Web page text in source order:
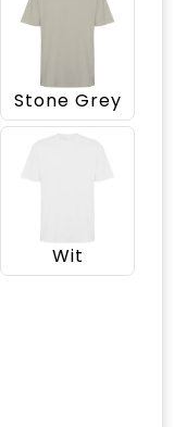
Stone Grey
Wit